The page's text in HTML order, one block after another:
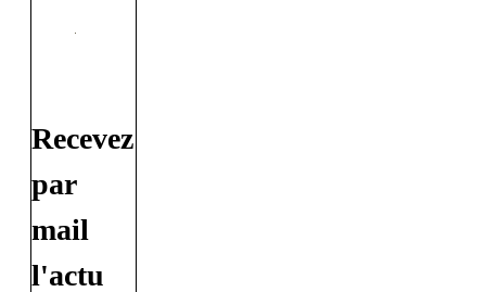
Recevez
par
mail
l'actu